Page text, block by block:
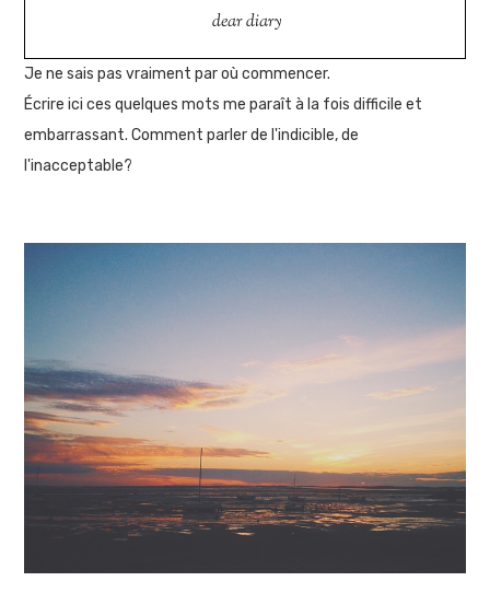
dear diary
Je ne sais pas vraiment par où commencer.
Écrire ici ces quelques mots me paraît à la fois difficile et
embarrassant. Comment parler de l'indicible, de
l'inacceptable?